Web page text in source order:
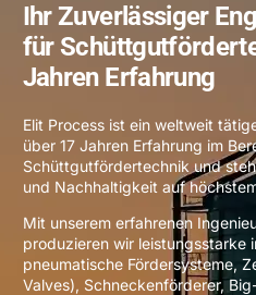
Ihr Zuverlässiger
für
Jahren Erfahrung
Elit Process ist ein weltweit
über 17 Jahren Erfahrung im
Schüttgutfördertechnik und
und Nachhaltigkeit auf
Mit unserem erfahrenen
produzieren wir leistungsstarke
pneumatische Fördersysteme,
Valves), Schneckenförderer,